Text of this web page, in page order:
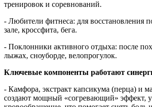
тренировок и соревнований.
- Любители фитнеса: для восстановления
зале, кроссфита, бега.
- Поклонники активного отдыха: после
лыжах, сноуборде, велопрогулок.
Ключевые компоненты работают
- Камфора, экстракт капсикума (перца) и
создают мощный «согревающий» эффект,